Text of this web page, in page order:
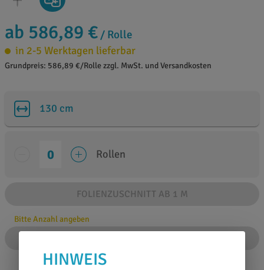
ab 586,89 € / Rolle
in 2-5 Werktagen lieferbar
Grundpreis: 586,89 €/Rolle zzgl. MwSt. und Versandkosten
130 cm
Rollen
FOLIENZUSCHNITT AB 1 M
Bitte Anzahl angeben
HINWEIS